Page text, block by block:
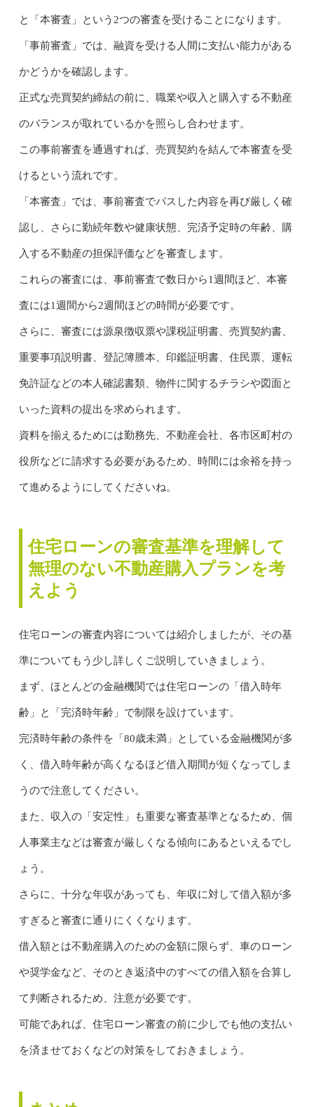
と「本審査」という2つの審査を受けることになります。
「事前審査」では、融資を受ける人間に支払い能力がある
かどうかを確認します。
正式な売買契約締結の前に、職業や収入と購入する不動産
のバランスが取れているかを照らし合わせます。
この事前審査を通過すれば、売買契約を結んで本審査を受
けるという流れです。
「本審査」では、事前審査でパスした内容を再び厳しく確
認し、さらに勤続年数や健康状態、完済予定時の年齢、購
入する不動産の担保評価などを審査します。
これらの審査には、事前審査で数日から1週間ほど、本審
査には1週間から2週間ほどの時間が必要です。
さらに、審査には源泉徴収票や課税証明書、売買契約書、
重要事項説明書、登記簿謄本、印鑑証明書、住民票、運転
免許証などの本人確認書類、物件に関するチラシや図面と
いった資料の提出を求められます。
資料を揃えるためには勤務先、不動産会社、各市区町村の
役所などに請求する必要があるため、時間には余裕を持っ
て進めるようにしてくださいね。
住宅ローンの審査基準を理解して
無理のない不動産購入プランを考
えよう
住宅ローンの審査内容については紹介しましたが、その基
準についてもう少し詳しくご説明していきましょう。
まず、ほとんどの金融機関では住宅ローンの「借入時年
齢」と「完済時年齢」で制限を設けています。
完済時年齢の条件を「80歳未満」としている金融機関が多
く、借入時年齢が高くなるほど借入期間が短くなってしま
うので注意してください。
また、収入の「安定性」も重要な審査基準となるため、個
人事業主などは審査が厳しくなる傾向にあるといえるでし
ょう。
さらに、十分な年収があっても、年収に対して借入額が多
すぎると審査に通りにくくなります。
借入額とは不動産購入のための金額に限らず、車のローン
や奨学金など、そのとき返済中のすべての借入額を合算し
て判断されるため、注意が必要です。
可能であれば、住宅ローン審査の前に少しでも他の支払い
を済ませておくなどの対策をしておきましょう。